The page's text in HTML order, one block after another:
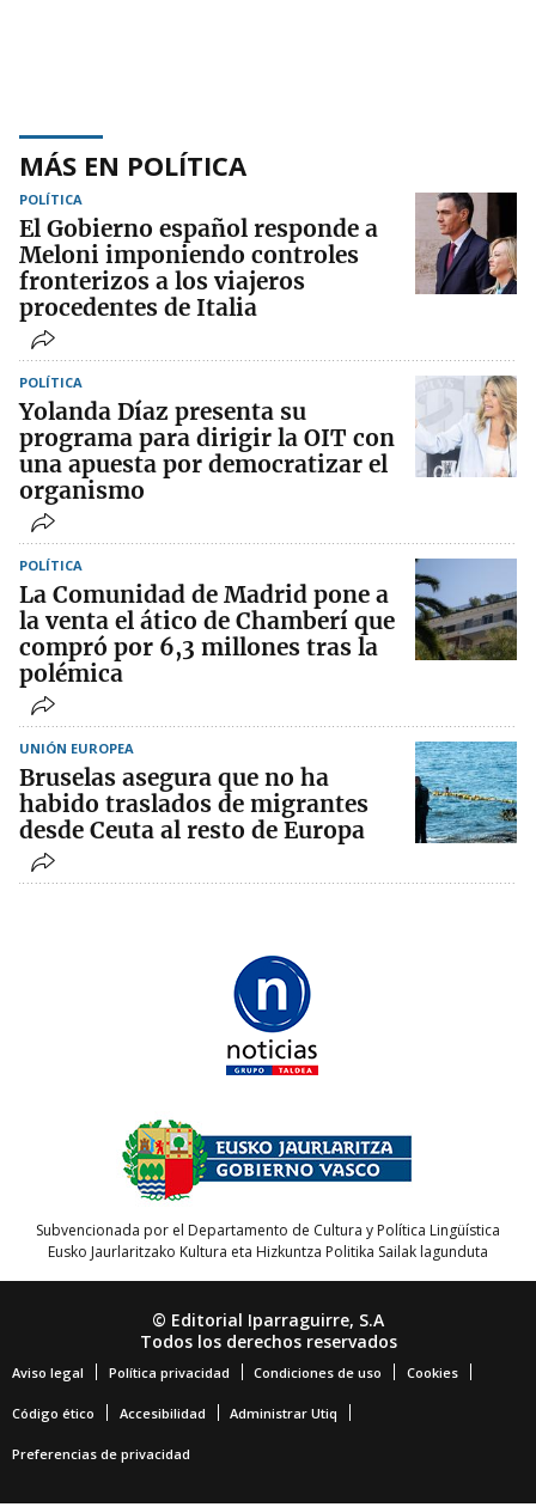
MÁS EN POLÍTICA
POLÍTICA
El Gobierno español responde a
Meloni imponiendo controles
fronterizos a los viajeros
procedentes de Italia
POLÍTICA
Yolanda Díaz presenta su
programa para dirigir la OIT con
una apuesta por democratizar el
organismo
POLÍTICA
La Comunidad de Madrid pone a
la venta el ático de Chamberí que
compró por 6,3 millones tras la
polémica
UNIÓN EUROPEA
Bruselas asegura que no ha
habido traslados de migrantes
desde Ceuta al resto de Europa
Subvencionada por el Departamento de Cultura y Política Lingüística
Eusko Jaurlaritzako Kultura eta Hizkuntza Politika Sailak lagunduta
© Editorial Iparraguirre, S.A
Todos los derechos reservados
Aviso legal Política privacidad Condiciones de uso Cookies
Código ético Accesibilidad Administrar Utiq
Preferencias de privacidad